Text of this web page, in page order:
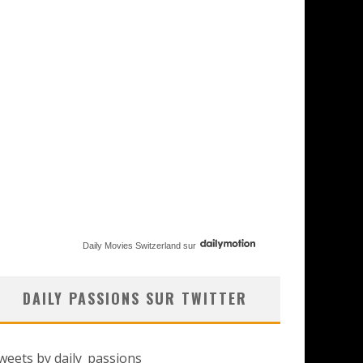
Daily Movies Switzerland sur
DAILY PASSIONS SUR TWITTER
by daily_passions